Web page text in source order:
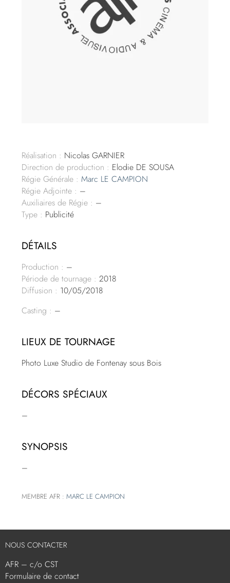
Réalisation : Nicolas GARNIER
Direction de production : Elodie DE SOUSA
Régie Générale : Marc LE CAMPION
Régie Adjointe : –
Auxiliaires de Régie : –
Type : Publicité
DÉTAILS
Production : –
Période de tournage : 2018
Diffusion : 10/05/2018
Casting : –
LIEUX DE TOURNAGE
Photo Luxe Studio de Fontenay sous Bois
DÉCORS SPÉCIAUX
–
SYNOPSIS
–
MEMBRE AFR :MARC LE CAMPION
NOUS CONTACTER
AFR – c/o CST
Formulaire de contact